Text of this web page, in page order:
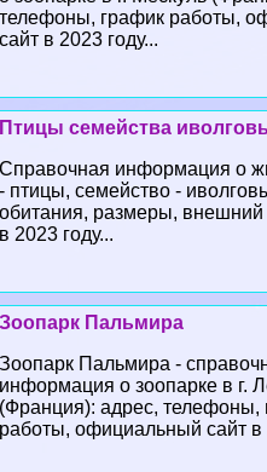
телефоны, график работы,
сайт в 2023 году...
Птицы семейства
Справочная информация о
- птицы, семейство -
обитания, размеры,
в 2023 году...
Зоопарк Пальмира
Зоопарк Пальмира -
информация о зоопарке в г.
(Франция): адрес, телефоны,
работы, официальный сайт в